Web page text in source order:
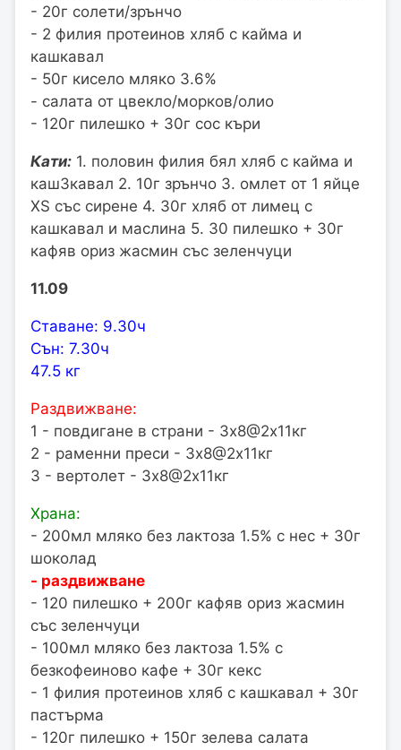
- 20г солети/зрънчо
- 2 филия протеинов хляб с кайма и
кашкавал
- 50г кисело мляко 3.6%
- салата от цвекло/морков/олио
- 120г пилешко + 30г сос къри
Кати: 1. половин филия бял хляб с кайма и
каш3кавал 2. 10г зрънчо 3. омлет от 1 яйце
XS със сирене 4. 30г хляб от лимец с
кашкавал и маслина 5. 30 пилешко + 30г
кафяв ориз жасмин със зеленчуци
11.09
Ставане: 9.30ч
Сън: 7.30ч
47.5 кг
Раздвижване:
1 - повдигане в страни - 3х8@2х11кг
2 - раменни преси - 3х8@2х11кг
3 - вертолет - 3х8@2х11кг
Храна:
- 200мл мляко без лактоза 1.5% с нес + 30г
шоколад
- раздвижване
- 120 пилешко + 200г кафяв ориз жасмин
със зеленчуци
- 100мл мляко без лактоза 1.5% с
безкофеиново кафе + 30г кекс
- 1 филия протеинов хляб с кашкавал + 30г
пастърма
- 120г пилешко + 150г зелева салата